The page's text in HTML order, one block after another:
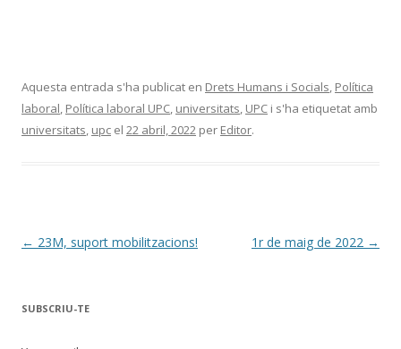
Aquesta entrada s'ha publicat en Drets Humans i Socials Política
laboral Política laboral UPC universitats UPC i s'ha etiquetat amb
universitats upc el 22 abril, 2022 per Editor.
Navegació
entrades
← 23M, suport mobilitzacions! 1r de maig de 2022 →
SUBSCRIU-TE